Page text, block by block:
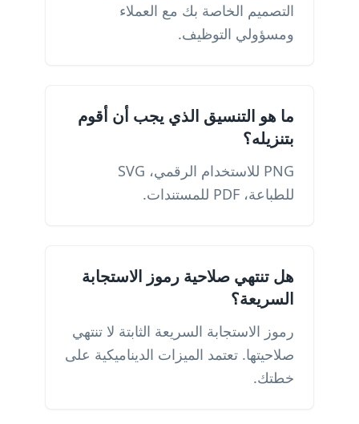
التصميم الخاصة بك مع العملاء
ومسؤولي التوظيف.
ما هو التنسيق الذي يجب أن أقوم
بتنزيله؟
PNG للاستخدام الرقمي، SVG
للطباعة، PDF للمستندات.
هل تنتهي صلاحية رموز الاستجابة
السريعة؟
رموز الاستجابة السريعة الثابتة لا تنتهي
صلاحيتها. تعتمد الميزات الديناميكية على
خطتك.